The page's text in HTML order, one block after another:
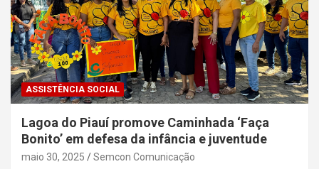
ASSISTÊNCIA SOCIAL
Lagoa do Piauí promove Caminhada ‘Faça
Bonito’ em defesa da infância e juventude
maio 30, 2025 Semcon Comunicação